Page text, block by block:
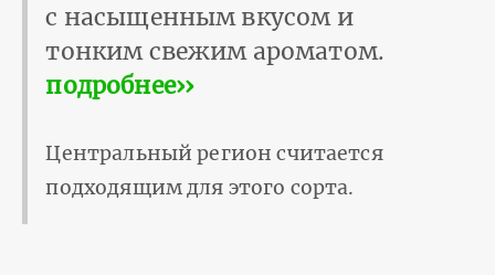
с насыщенным вкусом и
тонким свежим ароматом.
подробнее››
Центральный регион считается
подходящим для этого сорта.